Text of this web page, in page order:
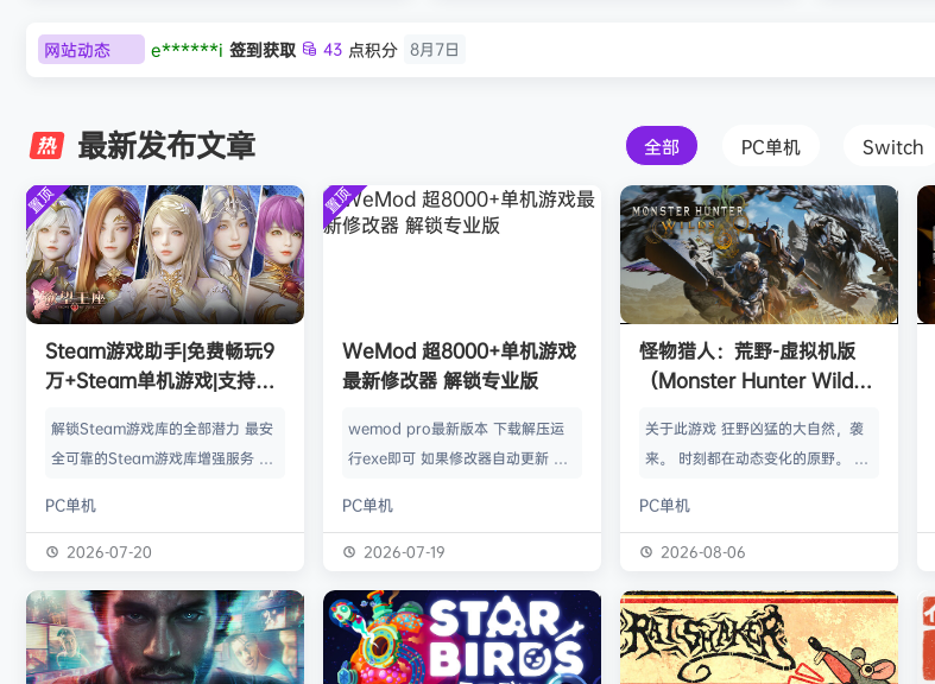
网站动态 e******i 签到获取 43 点积分 8月7日
普洱 签到获取
欢迎普洱 加入本站
欢迎0**3 加入本站 8月6日
欢迎c***s 加入本站 8月6日
欢迎V****y 加入本站
欢迎j***j 加入本站
欢迎1******4 加入本站
大**颠 签到获取 点积分 40分钟前
欢迎大**颠 加入本站 45分钟前
欢迎 我*的 加入本站 1小时前
欢迎D****Z 加入本站 22小时前
欢迎有*酱 加入本站 8月7日
最新发布文章 全部 PC单机 Switch
置顶
Steam游戏助手|免费畅玩9
万+Steam单机游戏|支持D
解锁Steam游戏库的全部潜力 最安
全可靠的Steam游戏库增强服务 工
修改任何steam设置、安全可靠、
可入库游戏总数 94000+、无视已
机。 无需为每一款游戏单独付费，
只需支付一次工具费用或订阅费，即
可永久访问工具库内的成千上万款游
PC单机
2026-07-20
置顶
WeMod 超8000+单机游戏
最新修改器 解锁专业版
wemod pro最新版本 下载解压运
行exe即可 如果修改器自动更新 把
r 这个文件替换到新版的即可。 We
Mod 目前支持超过千款热门游戏，
修改器原作者都入驻了，所以修改器
内容更新应该也是最全、最及时的。
千款游戏听起来不多，但其实已经涵
PC单机
2026-07-19
怪物猎人：荒野-虚拟机版
（Monster Hunter Wilds
版
关于此游戏 狂野凶猛的大自然，袭
来。 时刻都在动态变化的原野。 这
的怪物与人们的故事。 你会化为以
狩猎强大怪物为生的“猎人”，使用狩
并逐渐解明这个世界与人们之间的关
联。 进化的狩猎动作，寻求连续不
断的沉浸感，究极的狩猎体验正等待
PC单机
2026-08-06